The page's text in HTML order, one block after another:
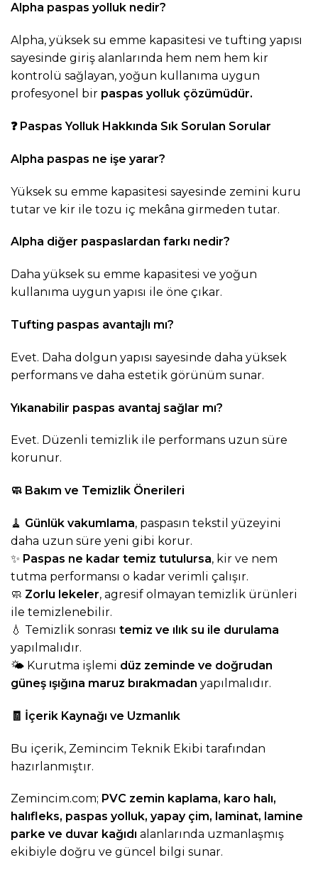
Alpha paspas yolluk nedir?
Alpha, yüksek su emme kapasitesi ve tufting yapısı
sayesinde giriş alanlarında hem nem hem kir
kontrolü sağlayan, yoğun kullanıma uygun
profesyonel bir paspas yolluk çözümüdür.
❓Paspas Yolluk Hakkında Sık Sorulan Sorular
Alpha paspas ne işe yarar?
Yüksek su emme kapasitesi sayesinde zemini kuru
tutar ve kir ile tozu iç mekâna girmeden tutar.
Alpha diğer paspaslardan farkı nedir?
Daha yüksek su emme kapasitesi ve yoğun
kullanıma uygun yapısı ile öne çıkar.
Tufting paspas avantajlı mı?
Evet. Daha dolgun yapısı sayesinde daha yüksek
performans ve daha estetik görünüm sunar.
Yıkanabilir paspas avantaj sağlar mı?
Evet. Düzenli temizlik ile performans uzun süre
korunur.
🧼 Bakım ve Temizlik Önerileri
🧹 Günlük vakumlama, paspasın tekstil yüzeyini
daha uzun süre yeni gibi korur.
✨ Paspas ne kadar temiz tutulursa, kir ve nem
tutma performansı o kadar verimli çalışır.
🧼 Zorlu lekeler, agresif olmayan temizlik ürünleri
ile temizlenebilir.
💧 Temizlik sonrası temiz ve ılık su ile durulama
yapılmalıdır.
🌤️ Kurutma işlemi düz zeminde ve doğrudan
güneş ışığına maruz bırakmadan yapılmalıdır.
🧾 İçerik Kaynağı ve Uzmanlık
Bu içerik, Zemincim Teknik Ekibi tarafından
hazırlanmıştır.
Zemincim.com; PVC zemin kaplama, karo halı,
halıfleks, paspas yolluk, yapay çim, laminat, lamine
parke ve duvar kağıdı alanlarında uzmanlaşmış
ekibiyle doğru ve güncel bilgi sunar.